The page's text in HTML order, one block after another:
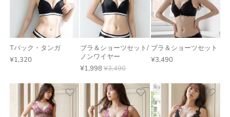
Tバック・タンガ
¥1,320
ブラ＆ショーツセット/
ノンワイヤー
¥1,998¥3,490
ブラ＆ショーツセット
¥3,490